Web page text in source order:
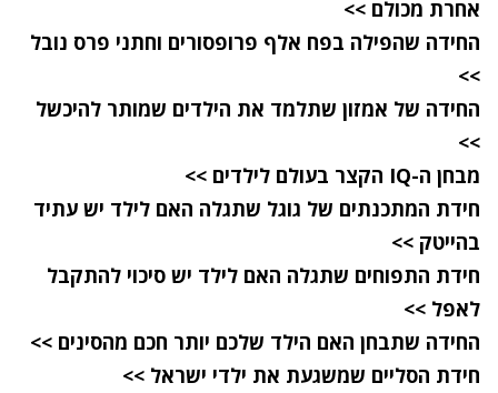
אחרת מכולם >>
החידה שהפילה בפח אלף פרופסורים וחתני פרס נובל
>>
החידה של אמזון שתלמד את הילדים שמותר להיכשל
>>
מבחן ה-IQ הקצר בעולם לילדים >>
חידת המתכנתים של גוגל שתגלה האם לילד יש עתיד
בהייטק >>
חידת התפוחים שתגלה האם לילד יש סיכוי להתקבל
לאפל >>
החידה שתבחן האם הילד שלכם יותר חכם מהסינים >>
חידת הסליים שמשגעת את ילדי ישראל >>